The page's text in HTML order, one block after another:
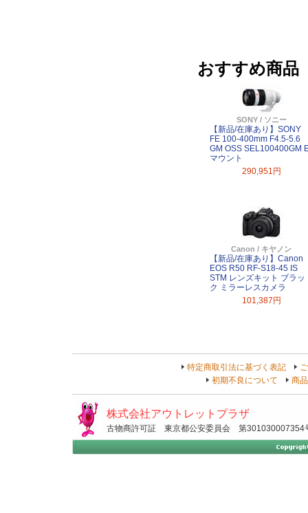
おすすめ商品
SONY / ソニー
【新品/在庫あり】SONY
FE 100-400mm F4.5-5.6
GM OSS SEL100400GM
マウント
290,951円
Canon / キヤノン
【新品/在庫あり】Canon
EOS R50 RF-S18-45 IS
STM レンズキット ブラッ
ク ミラーレスカメラ
101,387円
特定商取引法に基づく表記
初期不良について
商
株式会社アウトレットプラザ
古物商許可証 東京都公安委員会 第301030007354